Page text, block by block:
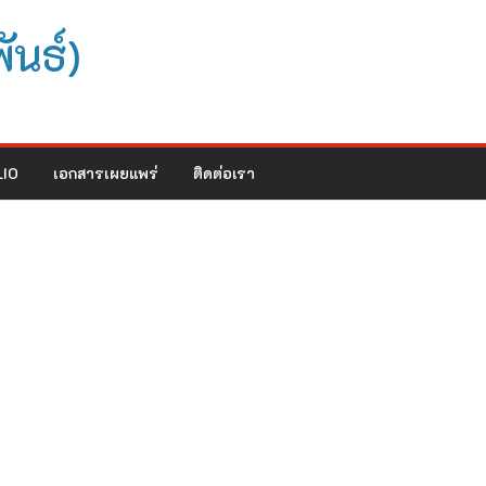
นธ์)
เอกสารเผยแพร่ ติดต่อเรา